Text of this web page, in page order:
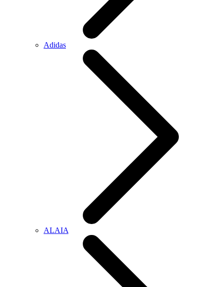
Adidas
ALAIA